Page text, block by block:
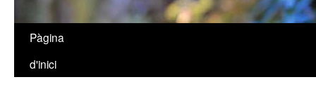
Vés
Pàgina
d'inici